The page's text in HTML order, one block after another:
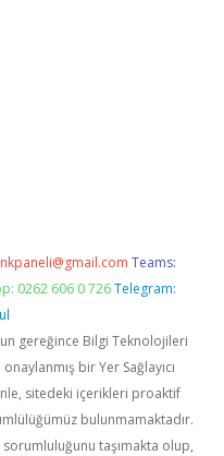
Teams:
0262 606 0 726 Telegram:
gereğince Bilgi Teknolojileri
bir Yer Sağlayıcı
sitedeki içerikleri proaktif
bulunmamaktadır.
taşımakta olup,